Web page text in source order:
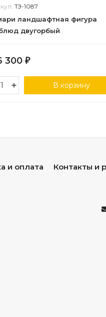
ТЗ-1087
ландшафтная фигура
двугорбый
300 ₽
В корзину
и оплата Контакты и